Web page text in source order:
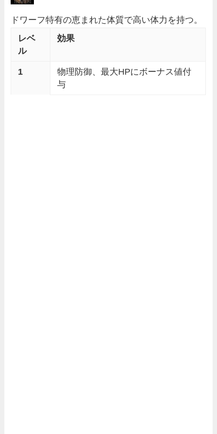
ドワーフ特有の恵まれた体質で高い体力を持つ。
レベ
ル
効果
1
物理防御、最大HPにボーナス値付
与